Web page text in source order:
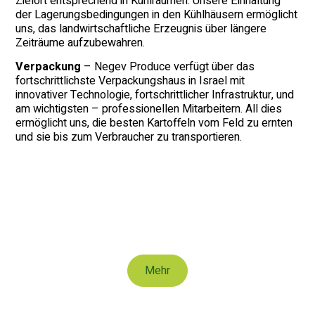
der Lagerungsbedingungen in den Kühlhäusern ermöglicht
uns, das landwirtschaftliche Erzeugnis über längere
Zeiträume aufzubewahren.
Verpackung – Negev Produce verfügt über das
fortschrittlichste Verpackungshaus in Israel mit
innovativer Technologie, fortschrittlicher Infrastruktur, und
am wichtigsten – professionellen Mitarbeitern. All dies
ermöglicht uns, die besten Kartoffeln vom Feld zu ernten
und sie bis zum Verbraucher zu transportieren.
Mehr